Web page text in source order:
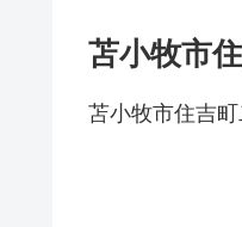
苫小牧市
苫小牧市住吉